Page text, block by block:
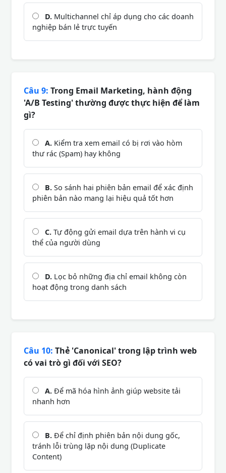
D. Multichannel chỉ áp dụng cho các doanh
nghiệp bán lẻ trực tuyến
Câu 9: Trong Email Marketing, hành động
'A/B Testing' thường được thực hiện để làm
gì?
A. Kiểm tra xem email có bị rơi vào hòm
thư rác (Spam) hay không
B. So sánh hai phiên bản email để xác định
phiên bản nào mang lại hiệu quả tốt hơn
C. Tự động gửi email dựa trên hành vi cụ
thể của người dùng
D. Lọc bỏ những địa chỉ email không còn
hoạt động trong danh sách
Câu 10: Thẻ 'Canonical' trong lập trình web
có vai trò gì đối với SEO?
A. Để mã hóa hình ảnh giúp website tải
nhanh hơn
B. Để chỉ định phiên bản nội dung gốc,
tránh lỗi trùng lặp nội dung (Duplicate
Content)